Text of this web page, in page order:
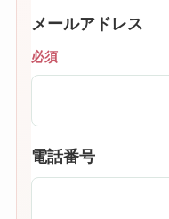
メールアドレス
必須
電話番号